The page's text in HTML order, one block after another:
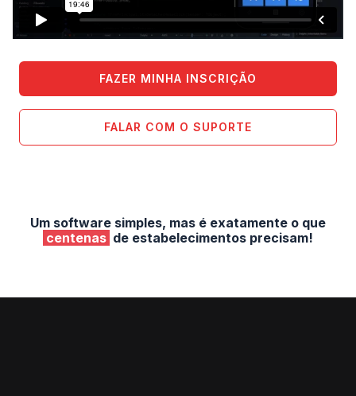
FAZER MINHA INSCRIÇÃO
FALAR COM O SUPORTE
Um software simples, mas é exatamente o que
centenas de estabelecimentos precisam!